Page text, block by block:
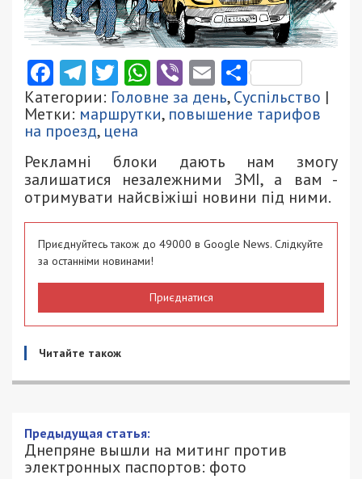
Facebook
Telegram
Twitter
WhatsApp
ViberEmail
Категории: Головне за день,Суспільство |
Метки: маршрутки, повышение тарифов
на проезд, цена
Рекламні блоки дають нам змогу
залишатися незалежними ЗМІ, а вам -
отримувати найсвіжіші новини під ними.
Приєднуйтесь також до 49000 в Google News. Слідкуйте
за останніми новинами!
Приєднатися
Читайте також
Предыдущая статья:
Днепряне вышли на митинг против
электронных паспортов: фото